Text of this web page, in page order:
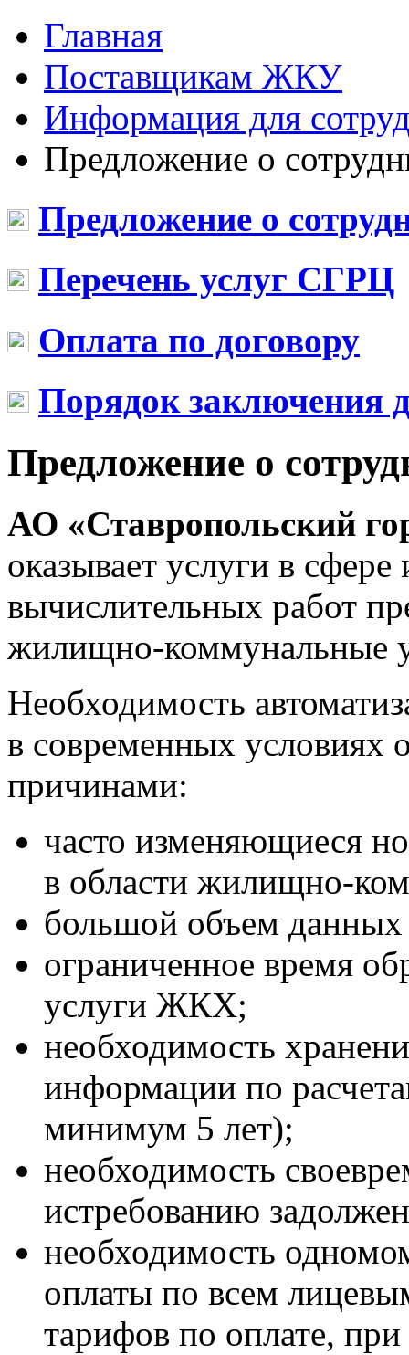
Главная
Поставщикам ЖКУ
Информация для
Предложение о
Предложение о
Перечень услуг СГРЦ
Оплата по договору
Порядок заключения
Предложение о
АО «Ставропольский
оказывает услуги в
вычислительных работ
жилищно-коммунальные
Необходимость
в современных условиях
причинами:
часто изменяющиеся
в области жилищно-
большой объем данных
ограниченное время
услуги ЖКХ;
необходимость
информации по
минимум 5 лет);
необходимость
истребованию
необходимость
оплаты по всем
тарифов по оплате,